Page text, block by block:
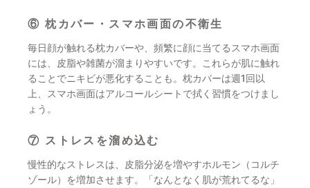
⑥ 枕カバー・スマホ画面の不衛生
毎日顔が触れる枕カバーや、頻繁に顔に当てるスマホ画面
には、皮脂や雑菌が溜まりやすいです。これらが肌に触れ
ることでニキビが悪化することも。枕カバーは週1回以
上、スマホ画面はアルコールシートで拭く習慣をつけまし
ょう。
⑦ ストレスを溜め込む
慢性的なストレスは、皮脂分泌を増やすホルモン（コルチ
ゾール）を増加させます。「なんとなく肌が荒れてるな」